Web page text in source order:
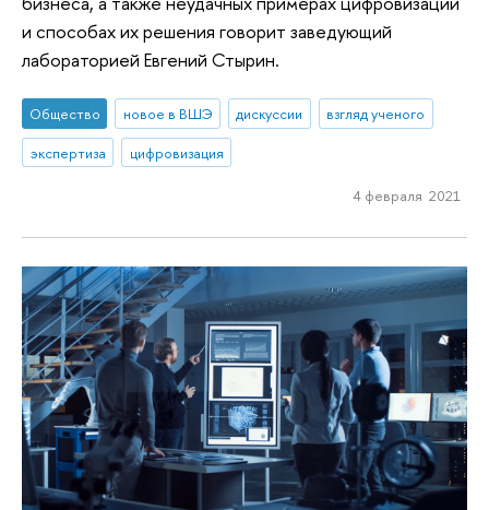
и способах их решения говорит заведующий
лабораторией Евгений Стырин.
Общество новое в ВШЭ дискуссии
взгляд ученого
экспертиза
цифровизация
4 февраля 2021